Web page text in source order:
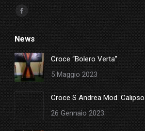
Ci puoi trovare su:
Facebook
page
opens
in
new
window
News
Croce “Bolero Verta”
5 Maggio 2023
Croce S Andrea Mod. Calipso
26 Gennaio 2023